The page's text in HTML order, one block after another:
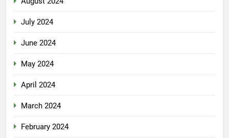
July 2024
June 2024
May 2024
April 2024
March 2024
February 2024